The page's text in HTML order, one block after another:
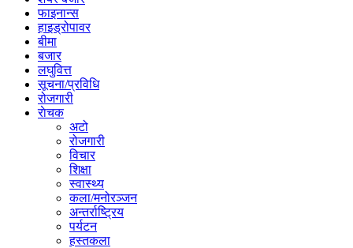
फाइनान्स
हाइड्रोपावर
बीमा
बजार
लघुवित्त
सूचना/प्रविधि
रोजगारी
राेचक
अटो
रोजगारी
विचार
शिक्षा
स्वास्थ्य
कला/मनोरञ्जन
अन्तर्राष्ट्रिय
पर्यटन
हस्तकला